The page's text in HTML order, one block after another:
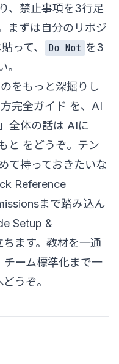
、禁止事項を3行足
まずは自分のリポジ
って、
Do Not を3
をもっと深掘りし
完全ガイド を、AI
全体の話は AIに
と をどうぞ。テン
て持っておきたいな
Reference
まで踏み込ん
Setup &
ちます。教材を一通
チーム標準化まで一
どうぞ。